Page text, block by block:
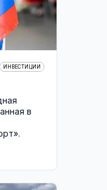
ИНВЕСТИЦИИ
в